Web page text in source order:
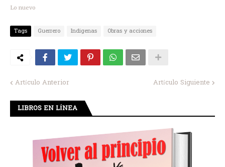
Lo nuevo
Tags Guerrero Indigenas Obras y acciones
Artículo Anterior Artículo Siguiente
LIBROS EN LÍNEA